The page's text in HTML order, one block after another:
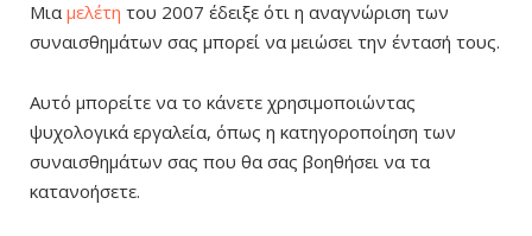
Μια μελέτη του 2007 έδειξε ότι η αναγνώριση των
συναισθημάτων σας μπορεί να μειώσει την έντασή τους.
Αυτό μπορείτε να το κάνετε χρησιμοποιώντας
ψυχολογικά εργαλεία, όπως η κατηγοροποίηση των
συναισθημάτων σας που θα σας βοηθήσει να τα
κατανοήσετε.